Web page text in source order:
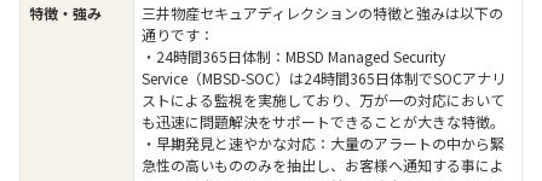
特徴・強み
三井物産セキュアディレクションの特徴と強みは以下の
通りです：
・24時間365日体制：MBSD Managed Security
Service（MBSD-SOC）は24時間365日体制でSOCアナリ
ストによる監視を実施しており、万が一の対応において
も迅速に問題解決をサポートできることが大きな特徴。
・早期発見と速やかな対応：大量のアラートの中から緊
急性の高いもののみを抽出し、お客様へ通知する事によ